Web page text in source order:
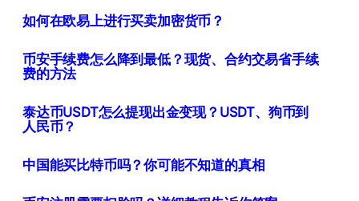
如何在欧易上进行买卖加密货币？
币安手续费怎么降到最低？现货、合约交易省手续
费的方法
泰达币USDT怎么提现出金变现？USDT、狗币到
人民币？
中国能买比特币吗？你可能不知道的真相